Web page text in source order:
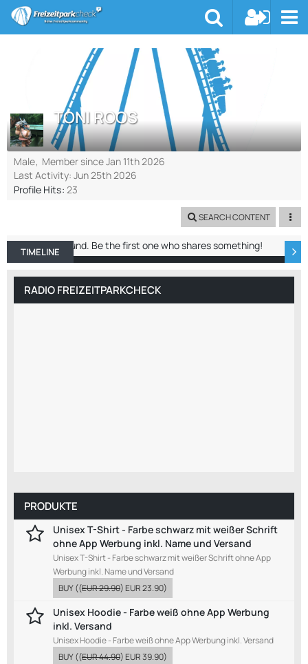
TONI ROOS
Male Member since Jan 11th 2026
Last Activity: Jun 25th 2026
Profile Hits 23
SEARCH CONTENT
TIMELINE ABOUT ME RECENT ACTIVITY
No entries found. Be the first one who shares something!
RADIO FREIZEITPARKCHECK
PRODUKTE
Unisex T-Shirt - Farbe schwarz mit weißer Schrift
ohne App Werbung inkl. Name und Versand
Unisex T-Shirt - Farbe schwarz mit weißer Schrift ohne App
Werbung inkl. Name und Versand
BUY((EUR 29.90)EUR 23.90)
Unisex Hoodie - Farbe weiß ohne App Werbung
inkl. Versand
Unisex Hoodie - Farbe weiß ohne App Werbung inkl. Versand
BUY((EUR 44.90)EUR 39.90)